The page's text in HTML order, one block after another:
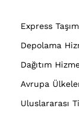
Express
Depolama
Dağıtım
Avrupa
Uluslararası